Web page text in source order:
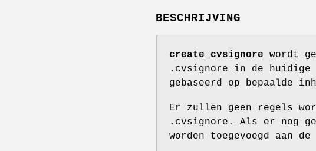
BESCHRIJVING
create_cvsignore wordt
.cvsignore in de huidige
gebaseerd op bepaalde
Er zullen geen regels
.cvsignore. Als er nog
worden toegevoegd aan